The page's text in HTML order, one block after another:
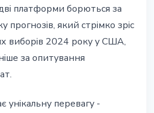
платформи борються за
прогнозів, який стрімко зріс
виборів 2024 року у США,
за опитування
перевагу -